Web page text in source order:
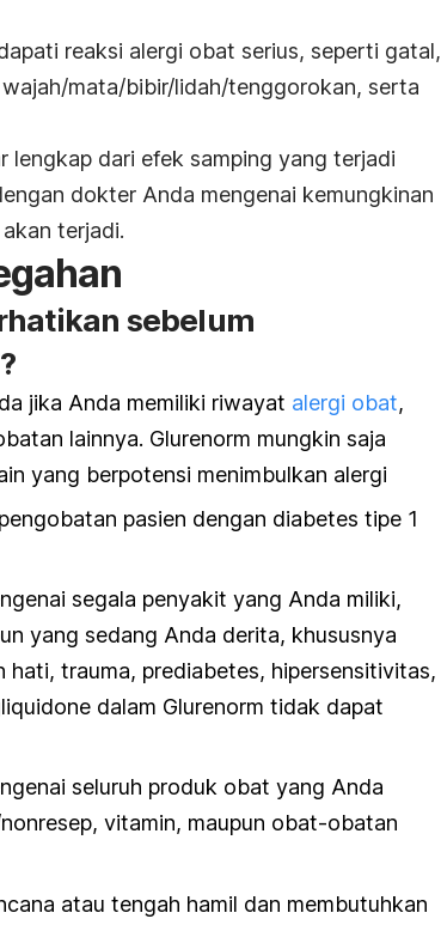
reaksi alergi obat serius, seperti gatal,
mata/bibir/lidah/tenggorokan, serta
dari efek samping yang terjadi
dokter Anda mengenai kemungkinan
terjadi.
sebelum
jika Anda memiliki riwayat alergi obat,
lainnya. Glurenorm mungkin saja
yang berpotensi menimbulkan alergi
pasien dengan diabetes tipe 1
segala penyakit yang Anda miliki,
yang sedang Anda derita, khususnya
trauma, prediabetes, hipersensitivitas,
dalam Glurenorm tidak dapat
seluruh produk obat yang Anda
vitamin, maupun obat-obatan
atau tengah hamil dan membutuhkan